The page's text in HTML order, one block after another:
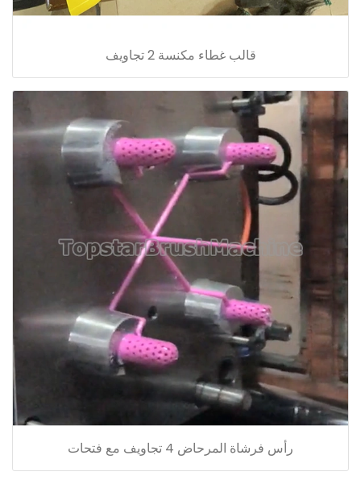
قالب غطاء مكنسة 2 تجاويف
رأس فرشاة المرحاض 4 تجاويف مع فتحات